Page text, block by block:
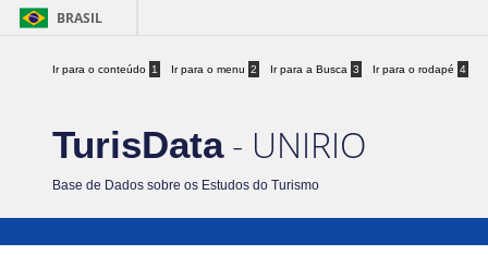
BRASIL
Ir para o conteúdo 1 Ir para o menu 2 Ir para a Busca 3 Ir para o rodapé 4
TurisData- UNIRIO
Base de Dados sobre os Estudos do Turismo